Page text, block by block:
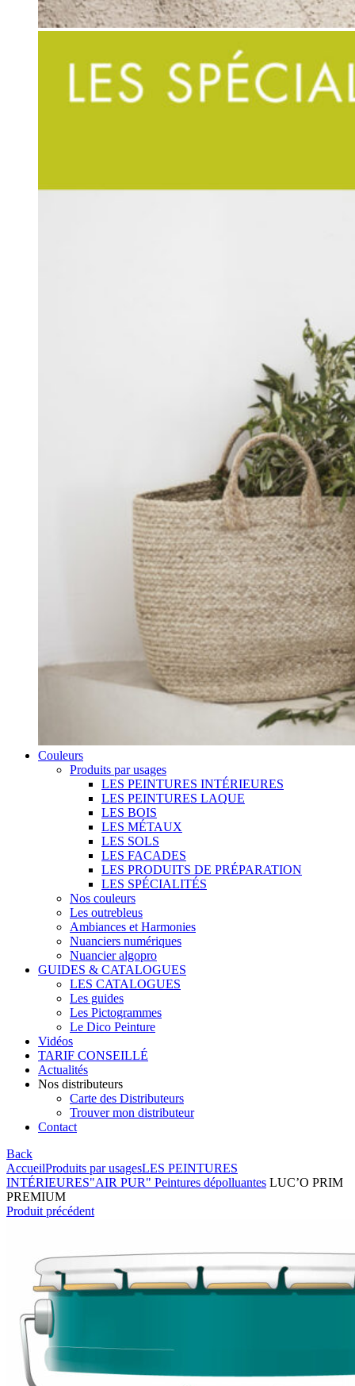
Couleurs
Produits par usages
LES PEINTURES INTÉRIEURES
LES PEINTURES LAQUE
LES BOIS
LES MÉTAUX
LES SOLS
LES FACADES
LES PRODUITS DE PRÉPARATION
LES SPÉCIALITÉS
Nos couleurs
Les outrebleus
Ambiances et Harmonies
Nuanciers numériques
Nuancier algopro
GUIDES & CATALOGUES
LES CATALOGUES
Les guides
Les Pictogrammes
Le Dico Peinture
Vidéos
TARIF CONSEILLÉ
Actualités
Nos distributeurs
Carte des Distributeurs
Trouver mon distributeur
Contact
Back
AccueilProduits par usagesLES PEINTURES
INTÉRIEURES"AIR PUR" Peintures dépolluantes LUC’O PRIM
PREMIUM
Produit précédent